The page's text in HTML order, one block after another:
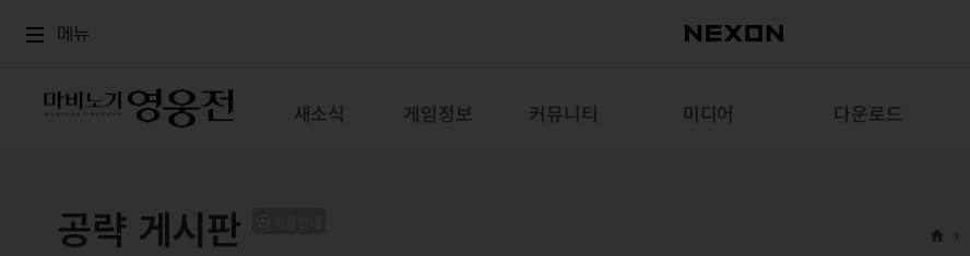
메뉴
새소식 게임정보 커뮤니티 미디어 다운로드
공략 게시판